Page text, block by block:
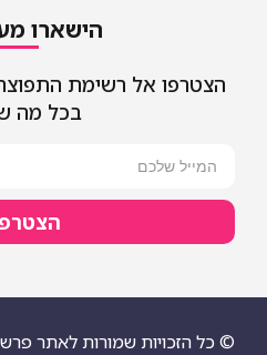
הישארו מעודכנים
אל רשימת התפוצה שלנו
בכל מה שחדש
שמורות לאתר פרשת יהדות